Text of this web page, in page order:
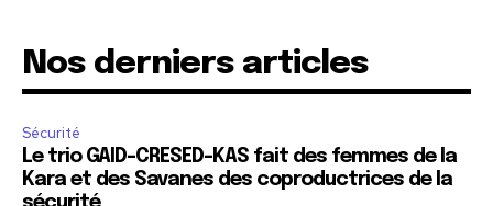
Nos derniers articles
Sécurité
Le trio GAID-CRESED-KAS fait des femmes de la
Kara et des Savanes des coproductrices de la